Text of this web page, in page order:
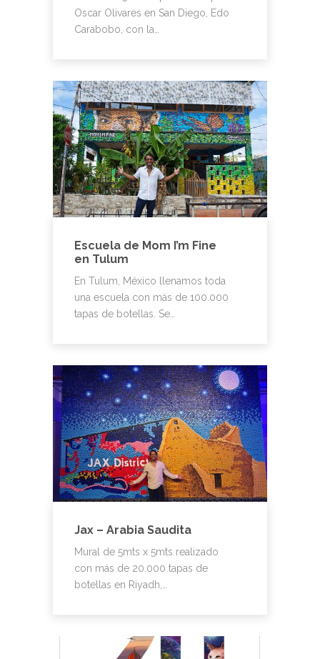
Oscar Olivares en San Diego, Edo
Carabobo, con la…
Escuela de Mom I’m Fine
en Tulum
En Tulum, México llenamos toda
una escuela con más de 100.000
tapas de botellas. Se…
Jax – Arabia Saudita
Mural de 5mts x 5mts realizado
con más de 20.000 tapas de
botellas en Riyadh,…